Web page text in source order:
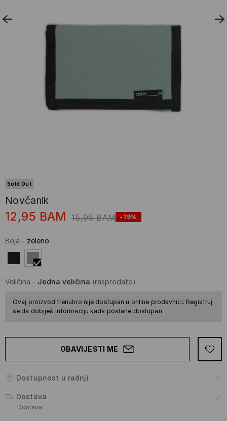
Sold Out
Novčanik
12,95 BAM 15,95 BAM -19%
Boja - zeleno
Veličina - Jedna veličina (rasprodato)
Ovaj proizvod trenutno nije dostupan u online prodavnici. Registruj
se da dobiješ informaciju kada postane dostupan.
OBAVIJESTI ME
Dostupnost u radnji
Dostava
Dostava